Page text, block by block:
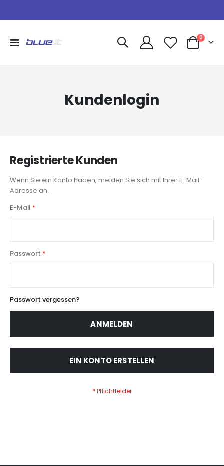
Navigation
Warenkorb
0Artikel
Kundenlogin
Registrierte Kunden
Wenn Sie ein Konto haben, melden Sie sich mit Ihrer E-Mail-
Adresse an.
E-Mail
Passwort
Passwort vergessen?
ANMELDEN
EIN KONTO ERSTELLEN